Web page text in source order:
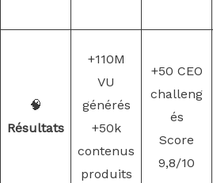
🧠
Résultats
+110M
VU
générés
+50k
contenus
produits
+50 CEO
challeng
és
Score
9,8/10